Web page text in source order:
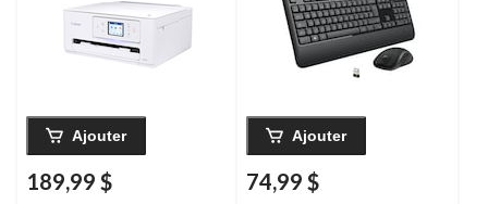
Ajouter
189,99 $
Ajouter
74,99 $